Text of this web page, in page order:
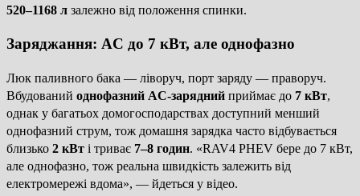
520–1168 л залежно від положення спинки.
Заряджання: AC до 7 кВт, але однофазно
Люк паливного бака — ліворуч, порт заряду — праворуч.
Вбудований однофазний AC-зарядний приймає до 7 кВт,
однак у багатьох домогосподарствах доступний менший
однофазний струм, тож домашня зарядка часто відбувається
близько 2 кВт і триває 7–8 годин. «RAV4 PHEV бере до 7 кВт,
але однофазно, тож реальна швидкість залежить від
електромережі вдома», — йдеться у відео.